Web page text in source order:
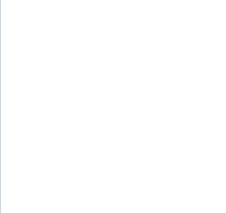
Disponible uniquement
Ce Projet Guidé est
portables ou de bureau
internet fiable, et non
Pour quelles